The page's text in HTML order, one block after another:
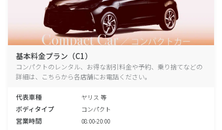
基本料金プラン（C1）
コンパクトのレンタル、お得な割引料金や予約、乗り捨てなどの
詳細は、こちらから各店舗にお電話ください。
代表車種 ヤリス 等
ボディタイプ コンパクト
営業時間 08:00-20:00